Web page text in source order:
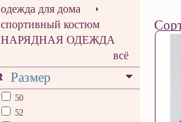
одежда для дома
спортивный костюм
НАРЯДНАЯ ОДЕЖДА
всё
Размер
50
52